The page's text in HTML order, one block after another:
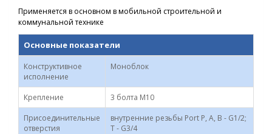
Применяется в основном в мобильной строительной и
коммунальной технике
Основные показатели
Конструктивное
исполнение
Моноблок
Крепление
3 болта M10
Присоединительные
отверстия
внутренние резьбы Port P, A, В - G1/2;
T - G3/4